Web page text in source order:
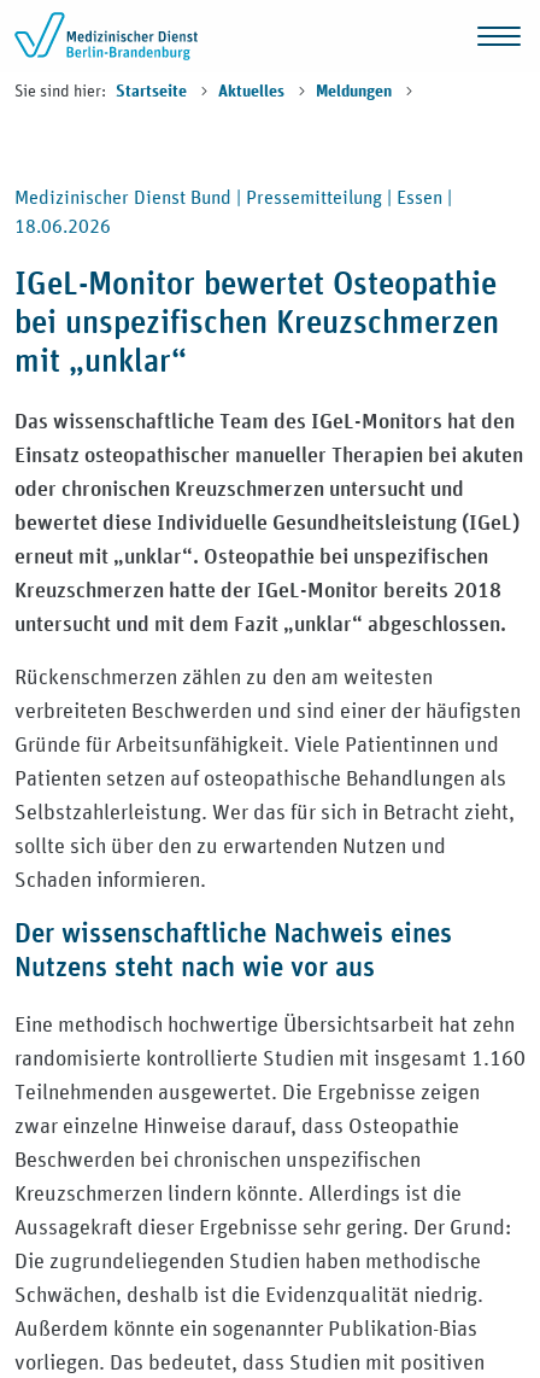
Zum Inhalt springen
Sie sind hier: Startseite Aktuelles Meldungen
Medizinischer Dienst Bund | Pressemitteilung | Essen |
18.06.2026
IGeL-Monitor bewertet Osteopathie
bei unspezifischen Kreuzschmerzen
mit „unklar“
Das wissenschaftliche Team des IGeL-Monitors hat den
Einsatz osteopathischer manueller Therapien bei akuten
oder chronischen Kreuzschmerzen untersucht und
bewertet diese Individuelle Gesundheitsleistung (IGeL)
erneut mit „unklar“. Osteopathie bei unspezifischen
Kreuzschmerzen hatte der IGeL-Monitor bereits 2018
untersucht und mit dem Fazit „unklar“ abgeschlossen.
Rückenschmerzen zählen zu den am weitesten
verbreiteten Beschwerden und sind einer der häufigsten
Gründe für Arbeitsunfähigkeit. Viele Patientinnen und
Patienten setzen auf osteopathische Behandlungen als
Selbstzahlerleistung. Wer das für sich in Betracht zieht,
sollte sich über den zu erwartenden Nutzen und
Schaden informieren.
Der wissenschaftliche Nachweis eines
Nutzens steht nach wie vor aus
Eine methodisch hochwertige Übersichtsarbeit hat zehn
randomisierte kontrollierte Studien mit insgesamt 1.160
Teilnehmenden ausgewertet. Die Ergebnisse zeigen
zwar einzelne Hinweise darauf, dass Osteopathie
Beschwerden bei chronischen unspezifischen
Kreuzschmerzen lindern könnte. Allerdings ist die
Aussagekraft dieser Ergebnisse sehr gering. Der Grund:
Die zugrundeliegenden Studien haben methodische
Schwächen, deshalb ist die Evidenzqualität niedrig.
Außerdem könnte ein sogenannter Publikation-Bias
vorliegen. Das bedeutet, dass Studien mit positiven